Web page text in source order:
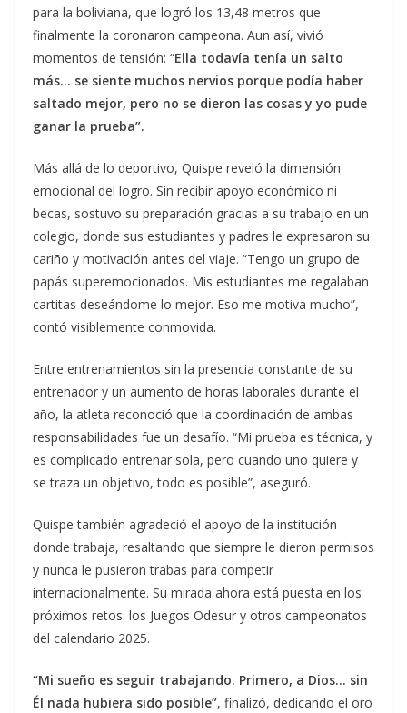
para la boliviana, que logró los 13,48 metros que
finalmente la coronaron campeona. Aun así, vivió
momentos de tensión: “Ella todavía tenía un salto
más… se siente muchos nervios porque podía haber
saltado mejor, pero no se dieron las cosas y yo pude
ganar la prueba”.
Más allá de lo deportivo, Quispe reveló la dimensión
emocional del logro. Sin recibir apoyo económico ni
becas, sostuvo su preparación gracias a su trabajo en un
colegio, donde sus estudiantes y padres le expresaron su
cariño y motivación antes del viaje. “Tengo un grupo de
papás superemocionados. Mis estudiantes me regalaban
cartitas deseándome lo mejor. Eso me motiva mucho”,
contó visiblemente conmovida.
Entre entrenamientos sin la presencia constante de su
entrenador y un aumento de horas laborales durante el
año, la atleta reconoció que la coordinación de ambas
responsabilidades fue un desafío. “Mi prueba es técnica, y
es complicado entrenar sola, pero cuando uno quiere y
se traza un objetivo, todo es posible”, aseguró.
Quispe también agradeció el apoyo de la institución
donde trabaja, resaltando que siempre le dieron permisos
y nunca le pusieron trabas para competir
internacionalmente. Su mirada ahora está puesta en los
próximos retos: los Juegos Odesur y otros campeonatos
del calendario 2025.
“Mi sueño es seguir trabajando. Primero, a Dios… sin
Él nada hubiera sido posible”, finalizó, dedicando el oro